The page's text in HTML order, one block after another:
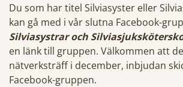
Du som har titel Silviasyster eller
kan gå med i vår slutna Facebook-
Silviasystrar och
en länk till gruppen. Välkommen att
nätverksträff i december, inbjudan
Facebook-gruppen.